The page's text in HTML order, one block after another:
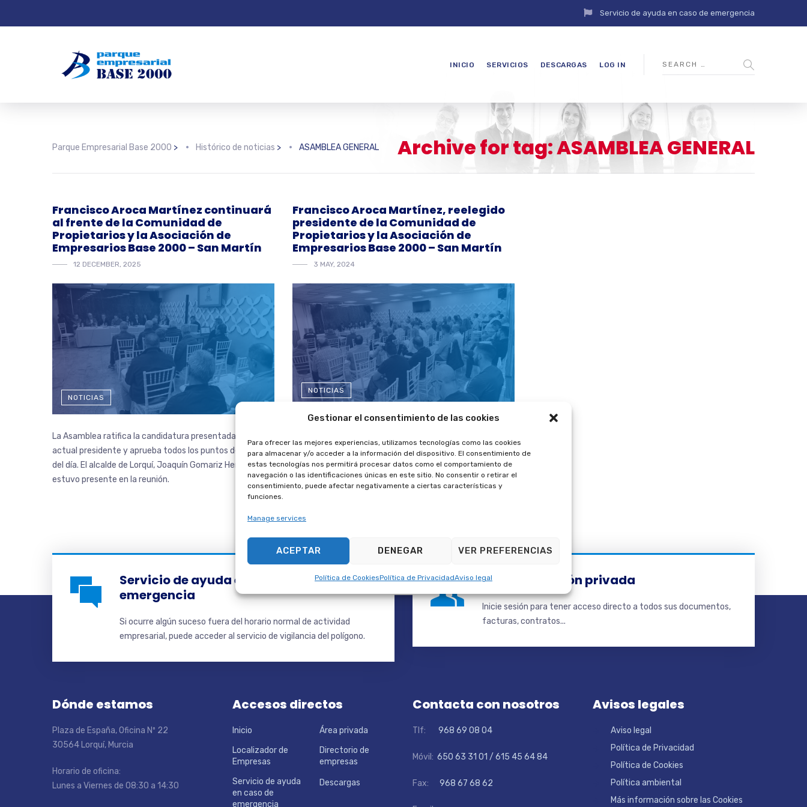
Gestionar el consentimiento de las cookies
Para ofrecer las mejores experiencias, utilizamos tecnologías como las cookies
para almacenar y/o acceder a la información del dispositivo. El consentimiento de
estas tecnologías nos permitirá procesar datos como el comportamiento de
navegación o las identificaciones únicas en este sitio. No consentir o retirar el
consentimiento, puede afectar negativamente a ciertas características y
funciones.
Manage services
ACEPTAR DENEGAR VER PREFERENCIAS
Política de CookiesPolítica de PrivacidadAviso legal
Servicio de ayuda en caso de emergencia
INICIO SERVICIOS DESCARGAS LOG IN
Archive for tag: ASAMBLEA GENERAL
Parque Empresarial Base 2000 > Histórico de noticias > ASAMBLEA GENERAL
Francisco Aroca Martínez continuará
al frente de la Comunidad de
Propietarios y la Asociación de
Empresarios Base 2000 – San Martín
12 DECEMBER, 2025
NOTICIAS
La Asamblea ratifica la candidatura presentada por el
actual presidente y aprueba todos los puntos del orden
del día. El alcalde de Lorquí, Joaquín Gomariz Hernández,
estuvo presente en la reunión.
Francisco Aroca Martínez, reelegido
presidente de la Comunidad de
Propietarios y la Asociación de
Empresarios Base 2000 – San Martín
3 MAY, 2024
NOTICIAS
su respaldo mayoritario a la candidatura encabezada por
el actual presidente. El resto de puntos del orden del día
son también aprobados.
Servicio de ayuda en caso de
emergencia
Si ocurre algún suceso fuera del horario normal de actividad
empresarial, puede acceder al servicio de vigilancia del polígono.
Documentación privada
Inicie sesión para tener acceso directo a todos sus documentos,
facturas, contratos...
Dónde estamos
Plaza de España, Oficina Nº 22
30564 Lorquí, Murcia
Horario de oficina:
Lunes a Viernes de 08:30 a 14:30
Accesos directos
Inicio
Área privada
Localizador de
Empresas
Directorio de
empresas
Servicio de ayuda
en caso de
emergencia
Descargas
Contacta con nosotros
Tlf: 968 69 08 04
Móvil: 650 63 31 01 / 615 45 64 84
Fax: 968 67 68 62
Avisos legales
Aviso legal
Política de Privacidad
Política de Cookies
Política ambiental
Más información sobre las Cookies